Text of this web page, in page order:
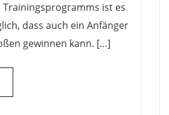
ist es
dass auch ein Anfänger
gewinnen kann. […]